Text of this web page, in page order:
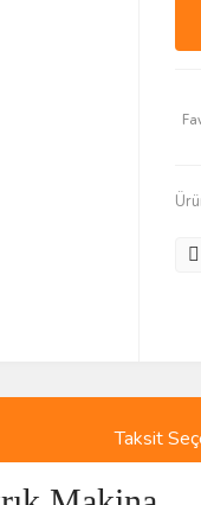
Taksit